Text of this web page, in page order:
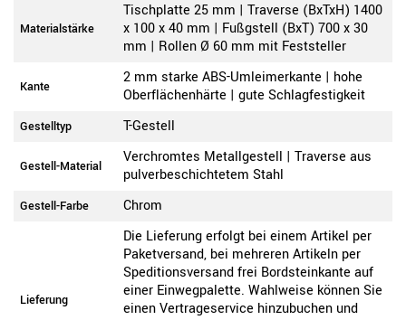
Materialstärke
Tischplatte 25 mm | Traverse (BxTxH) 1400
x 100 x 40 mm | Fußgstell (BxT) 700 x 30
mm | Rollen Ø 60 mm mit Feststeller
Kante
2 mm starke ABS-Umleimerkante | hohe
Oberflächenhärte | gute Schlagfestigkeit
Gestelltyp T-Gestell
Gestell-Material
Verchromtes Metallgestell | Traverse aus
pulverbeschichtetem Stahl
Gestell-Farbe Chrom
Lieferung
Die Lieferung erfolgt bei einem Artikel per
Paketversand, bei mehreren Artikeln per
Speditionsversand frei Bordsteinkante auf
einer Einwegpalette. Wahlweise können Sie
einen Vertrageservice hinzubuchen und